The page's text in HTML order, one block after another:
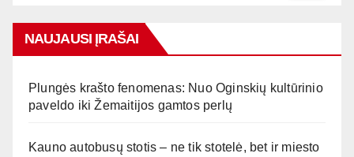
NAUJAUSI ĮRAŠAI
Plungės krašto fenomenas: Nuo Oginskių kultūrinio
paveldo iki Žemaitijos gamtos perlų
Kauno autobusų stotis – ne tik stotelė, bet ir miesto